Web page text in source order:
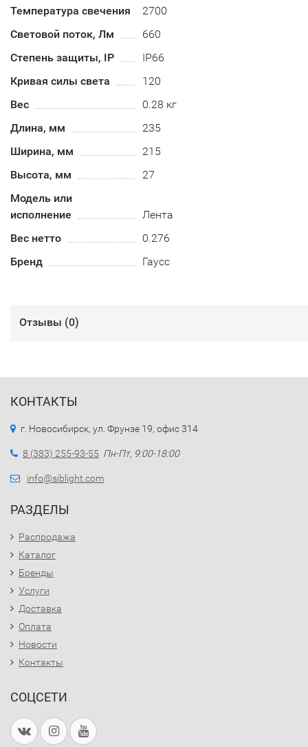
Температура свечения
2700
Световой поток, Лм
660
Степень защиты, IP
IP66
Кривая силы света
120
Вес
0.28 кг
Длина, мм
235
Ширина, мм
215
Высота, мм
27
Модель или
исполнение
Лента
Вес нетто
0.276
Бренд
Гаусс
Отзывы (0)
КОНТАКТЫ
г. Новосибирск, ул. Фрунзе 19, офис 314
8 (383) 255-93-55 Пн-Пт, 9:00-18:00
info@siblight.com
РАЗДЕЛЫ
Распродажа
Каталог
Бренды
Услуги
Доставка
Оплата
Новости
Контакты
СОЦСЕТИ